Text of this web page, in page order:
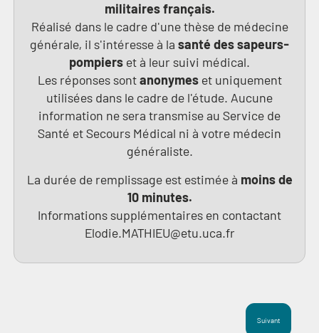
militaires français.
Réalisé dans le cadre d'une thèse de médecine
générale, il s'intéresse à la santé des sapeurs-
pompiers et à leur suivi médical.
Les réponses sontanonymeset uniquement
utilisées dans le cadre de l'étude. Aucune
information ne sera transmise au Service de
Santé et Secours Médical ni à votre médecin
généraliste.
La durée de remplissage est estimée à moins de
10 minutes.
Informations supplémentaires en contactant
Elodie.MATHIEU@etu.uca.fr
Suivant